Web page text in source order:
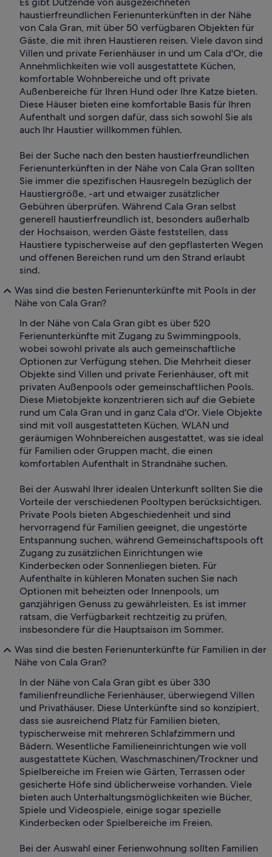
haustierfreundlichen Ferienunterkünften in der Nähe
von Cala Gran, mit über 50 verfügbaren Objekten für
Gäste, die mit ihren Haustieren reisen. Viele davon sind
Villen und private Ferienhäuser in und um Cala d'Or, die
Annehmlichkeiten wie voll ausgestattete Küchen,
komfortable Wohnbereiche und oft private
Außenbereiche für Ihren Hund oder Ihre Katze bieten.
Diese Häuser bieten eine komfortable Basis für Ihren
Aufenthalt und sorgen dafür, dass sich sowohl Sie als
auch Ihr Haustier willkommen fühlen.
Bei der Suche nach den besten haustierfreundlichen
Ferienunterkünften in der Nähe von Cala Gran sollten
Sie immer die spezifischen Hausregeln bezüglich der
Haustiergröße, -art und etwaiger zusätzlicher
Gebühren überprüfen. Während Cala Gran selbst
generell haustierfreundlich ist, besonders außerhalb
der Hochsaison, werden Gäste feststellen, dass
Haustiere typischerweise auf den gepflasterten Wegen
und offenen Bereichen rund um den Strand erlaubt
sind.
Was sind die besten Ferienunterkünfte mit Pools in der
Nähe von Cala Gran?
In der Nähe von Cala Gran gibt es über 520
Ferienunterkünfte mit Zugang zu Swimmingpools,
wobei sowohl private als auch gemeinschaftliche
Optionen zur Verfügung stehen. Die Mehrheit dieser
Objekte sind Villen und private Ferienhäuser, oft mit
privaten Außenpools oder gemeinschaftlichen Pools.
Diese Mietobjekte konzentrieren sich auf die Gebiete
rund um Cala Gran und in ganz Cala d'Or. Viele Objekte
sind mit voll ausgestatteten Küchen, WLAN und
geräumigen Wohnbereichen ausgestattet, was sie ideal
für Familien oder Gruppen macht, die einen
komfortablen Aufenthalt in Strandnähe suchen.
Bei der Auswahl Ihrer idealen Unterkunft sollten Sie die
Vorteile der verschiedenen Pooltypen berücksichtigen.
Private Pools bieten Abgeschiedenheit und sind
hervorragend für Familien geeignet, die ungestörte
Entspannung suchen, während Gemeinschaftspools oft
Zugang zu zusätzlichen Einrichtungen wie
Kinderbecken oder Sonnenliegen bieten. Für
Aufenthalte in kühleren Monaten suchen Sie nach
Optionen mit beheizten oder Innenpools, um
ganzjährigen Genuss zu gewährleisten. Es ist immer
ratsam, die Verfügbarkeit rechtzeitig zu prüfen,
insbesondere für die Hauptsaison im Sommer.
Was sind die besten Ferienunterkünfte für Familien in der
Nähe von Cala Gran?
In der Nähe von Cala Gran gibt es über 330
familienfreundliche Ferienhäuser, überwiegend Villen
und Privathäuser. Diese Unterkünfte sind so konzipiert,
dass sie ausreichend Platz für Familien bieten,
typischerweise mit mehreren Schlafzimmern und
Bädern. Wesentliche Familieneinrichtungen wie voll
ausgestattete Küchen, Waschmaschinen/Trockner und
Spielbereiche im Freien wie Gärten, Terrassen oder
gesicherte Höfe sind üblicherweise vorhanden. Viele
bieten auch Unterhaltungsmöglichkeiten wie Bücher,
Spiele und Videospiele, einige sogar spezielle
Kinderbecken oder Spielbereiche im Freien.
Bei der Auswahl einer Ferienwohnung sollten Familien